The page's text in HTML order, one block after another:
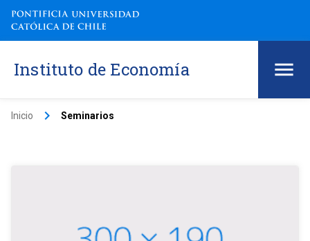
Instituto de Economía
Inicio keyboard_arrow_right Seminarios